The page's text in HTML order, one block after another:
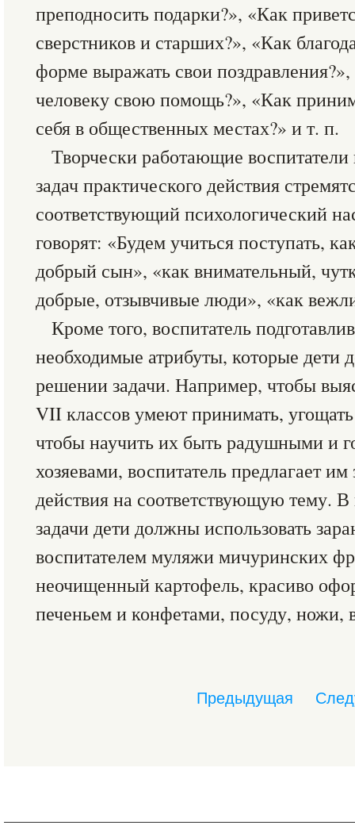
преподносить подарки?», «Как
сверстников и старших?», «Как
форме выражать свои
человеку свою помощь?», «Как
себя в общественных местах?» и т. п.
Творчески работающие
задач практического действия
соответствующий психологический
говорят: «Будем учиться поступать,
добрый сын», «как внимательный,
добрые, отзывчивые люди», «как
Кроме того, воспитатель
необходимые атрибуты, которые дети
решении задачи. Например, чтобы
VII классов умеют принимать, угощать
чтобы научить их быть радушными и
хозяевами, воспитатель предлагает им
действия на соответствующую тему.
задачи дети должны использовать
воспитателем муляжи мичуринских
неочищенный картофель, красиво
печеньем и конфетами, посуду, ножи,
Предыдущая